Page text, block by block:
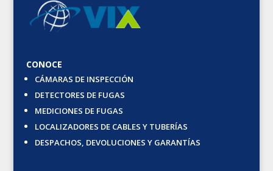
CONOCE
CÁMARAS DE INSPECCIÓN
DETECTORES DE FUGAS
MEDICIONES DE FUGAS
LOCALIZADORES DE CABLES Y TUBERÍAS
DESPACHOS, DEVOLUCIONES Y GARANTÍAS